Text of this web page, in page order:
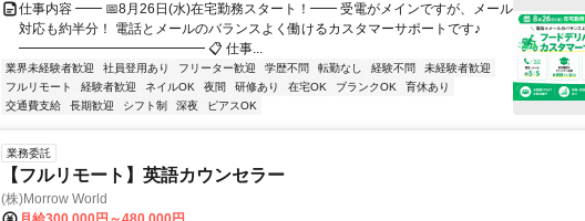
仕事内容 ━━ 📅8月26日(水)在宅勤務スタート！━━ 受電がメインですが、メール
対応も約半分！ 電話とメールのバランスよく働けるカスタマーサポートです♪
━━━━━━━━━━━━━━ 📋 仕事...
業界未経験者歓迎 社員登用あり フリーター歓迎 学歴不問 転勤なし 経験不問
未経験者歓迎
フルリモート
経験者歓迎 ネイルOK 夜間 研修あり 在宅OK ブランクOK
育休あり
交通費支給
長期歓迎 シフト制 深夜 ピアスOK
業務委託
【フルリモート】英語カウンセラー
(株)Morrow World